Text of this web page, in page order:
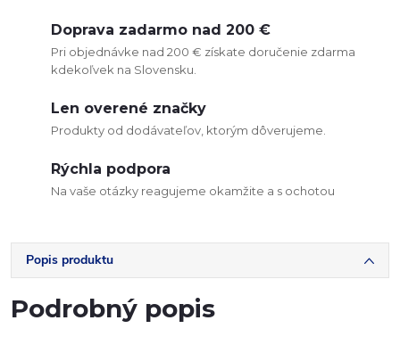
Doprava zadarmo nad 200 €
Pri objednávke nad 200 € získate doručenie zdarma
kdekoľvek na Slovensku.
Len overené značky
Produkty od dodávateľov, ktorým dôverujeme.
Rýchla podpora
Na vaše otázky reagujeme okamžite a s ochotou
Popis produktu
Podrobný popis